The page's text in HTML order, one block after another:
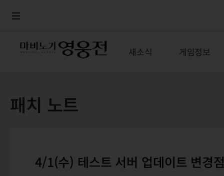
새소식 게임정보
패치 노트
4/1(수) 테스트 서버 업데이트 변경